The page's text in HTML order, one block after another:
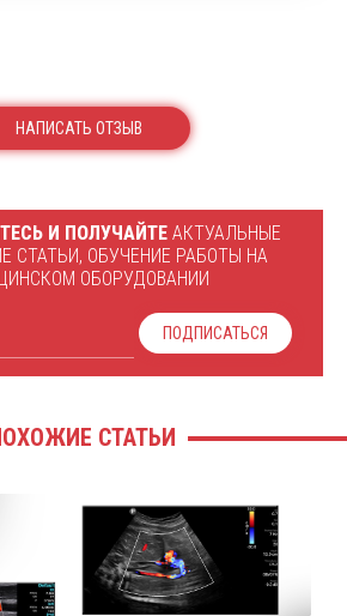
НАПИСАТЬ ОТЗЫВ
И ПОЛУЧАЙТЕ АКТУАЛЬНЫЕ
СТАТЬИ, ОБУЧЕНИЕ РАБОТЫ НА
ОБОРУДОВАНИИ
ПОДПИСАТЬСЯ
СТАТЬИ